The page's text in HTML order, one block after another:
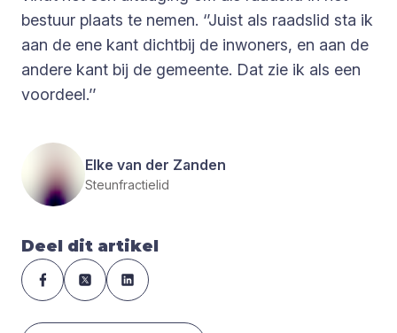
bestuur plaats te nemen. ‘’Juist als raadslid sta ik
aan de ene kant dichtbij de inwoners, en aan de
andere kant bij de gemeente. Dat zie ik als een
voordeel.’’
Elke van der Zanden
Steunfractielid
Deel dit artikel